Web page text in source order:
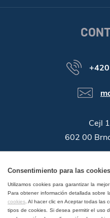
Cejl
602 00
Consentimiento para las cookies
Utilizamos cookies para garantizar la
Para obtener información detallada sobre
cookies . Al hacer clic en Aceptar todas
tipos de cookies. Si desea permitir el uso